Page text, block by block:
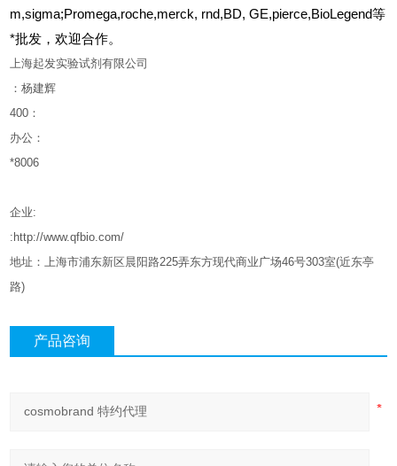
m,sigma;Promega,roche,merck, rnd,BD, GE,pierce,BioLegend等
*批发，欢迎合作。
上海起发实验试剂有限公司
：杨建辉
400 ：
办公：
*8006
企业:
:http://www.qfbio.com/
地址：上海市浦东新区晨阳路225弄东方现代商业广场46号303室(近东亭
路)
产品咨询